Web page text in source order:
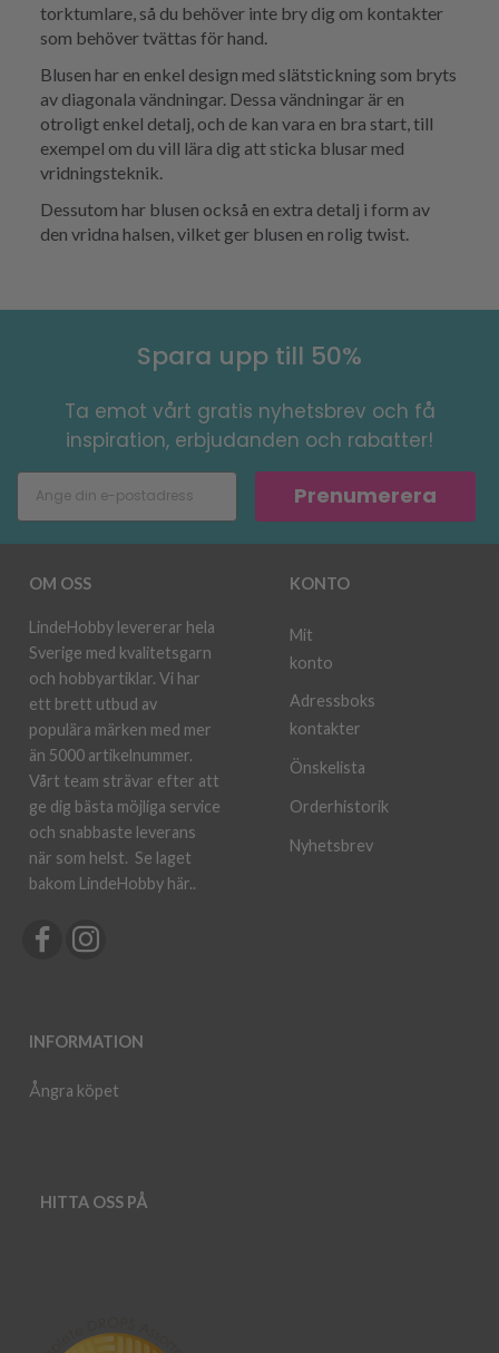
torktumlare, så du behöver inte bry dig om kontakter
som behöver tvättas för hand.
Blusen har en enkel design med slätstickning som bryts
av diagonala vändningar. Dessa vändningar är en
otroligt enkel detalj, och de kan vara en bra start, till
exempel om du vill lära dig att sticka blusar med
vridningsteknik.
Dessutom har blusen också en extra detalj i form av
den vridna halsen, vilket ger blusen en rolig twist.
Spara upp till 50%
Ta emot vårt gratis nyhetsbrev och få
inspiration, erbjudanden och rabatter!
Prenumerera
OM OSS
LindeHobby levererar hela
Sverige med kvalitetsgarn
och hobbyartiklar. Vi har
ett brett utbud av
populära märken med mer
än 5000 artikelnummer.
Vårt team strävar efter att
ge dig bästa möjliga service
och snabbaste leverans
när som helst. Se laget
bakom LindeHobby här..
INFORMATION
Ångra köpet
KONTO
Mit
konto
Adressboks
kontakter
Önskelista
Orderhistorik
Nyhetsbrev
HITTA OSS PÅ